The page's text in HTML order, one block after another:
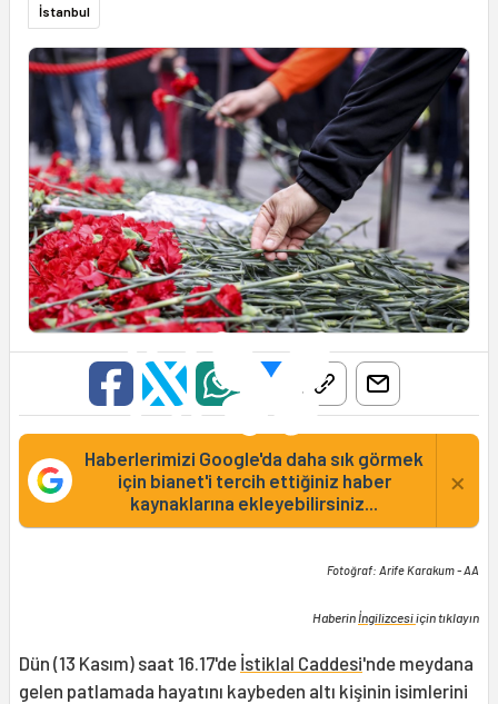
İstanbul
Haberlerimizi Google'da daha sık görmek
için bianet'i tercih ettiğiniz haber
kaynaklarına ekleyebilirsiniz...
×
Fotoğraf: Arife Karakum - AA
Haberin İngilizcesiiçin tıklayın
Dün (13 Kasım) saat 16.17'de İstiklal Caddesi'nde meydana
gelen patlamada hayatını kaybeden altı kişinin isimlerini